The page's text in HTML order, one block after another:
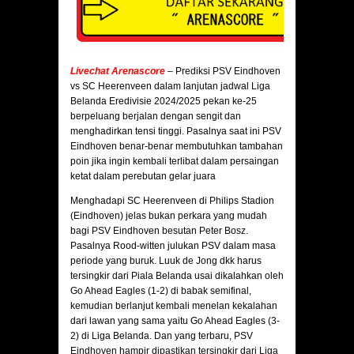
Livechat Arenascore – Prediksi PSV Eindhoven
vs SC Heerenveen dalam lanjutan jadwal Liga
Belanda Eredivisie 2024/2025 pekan ke-25
berpeluang berjalan dengan sengit dan
menghadirkan tensi tinggi. Pasalnya saat ini PSV
Eindhoven benar-benar membutuhkan tambahan
poin jika ingin kembali terlibat dalam persaingan
ketat dalam perebutan gelar juara
Menghadapi SC Heerenveen di Philips Stadion
(Eindhoven) jelas bukan perkara yang mudah
bagi PSV Eindhoven besutan Peter Bosz.
Pasalnya Rood-witten julukan PSV dalam masa
periode yang buruk. Luuk de Jong dkk harus
tersingkir dari Piala Belanda usai dikalahkan oleh
Go Ahead Eagles (1-2) di babak semifinal,
kemudian berlanjut kembali menelan kekalahan
dari lawan yang sama yaitu Go Ahead Eagles (3-
2) di Liga Belanda. Dan yang terbaru, PSV
Eindhoven hampir dipastikan tersingkir dari Liga